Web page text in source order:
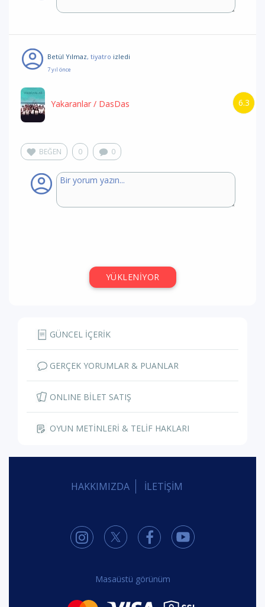
Betül Yılmaz, tiyatro izledi
7 yıl önce
6.3
Yakaranlar / DasDas
BEĞEN 0 0
YÜKLENİYOR
GÜNCEL İÇERİK
GERÇEK YORUMLAR & PUANLAR
ONLINE BİLET SATIŞ
OYUN METİNLERİ & TELİF HAKLARI
HAKKIMIZDA İLETİŞİM
Masaüstü görünüm